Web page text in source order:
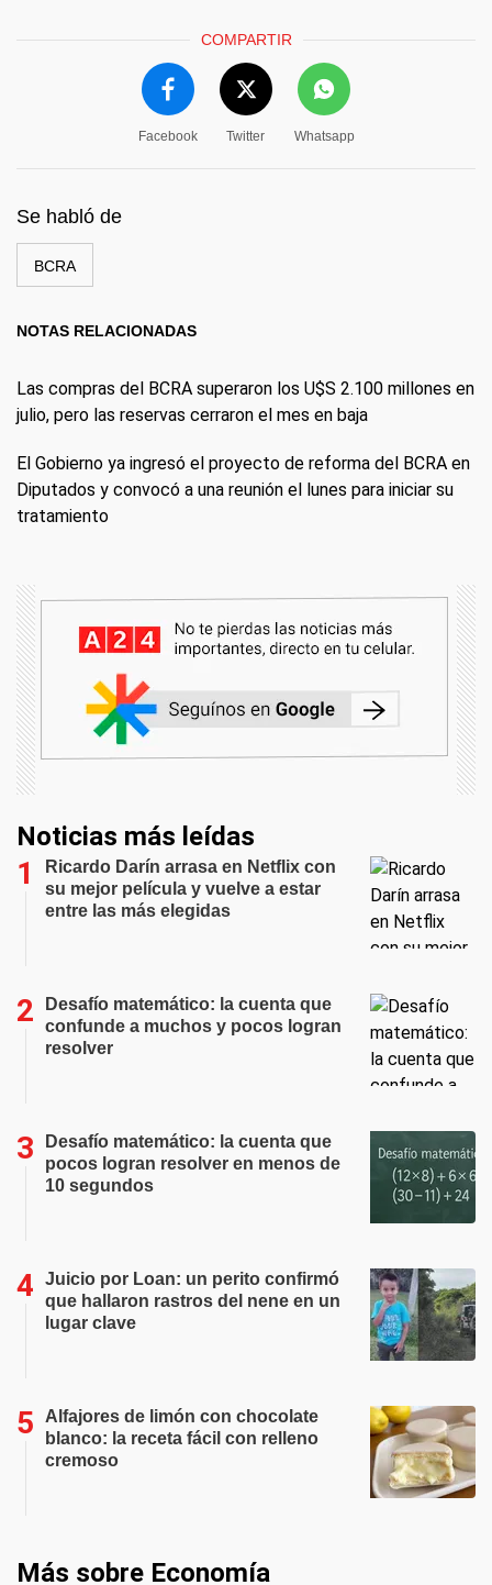
COMPARTIR
Facebook Twitter Whatsapp
Se habló de
BCRA
NOTAS RELACIONADAS
Las compras del BCRA superaron los U$S 2.100 millones en
julio, pero las reservas cerraron el mes en baja
El Gobierno ya ingresó el proyecto de reforma del BCRA en
Diputados y convocó a una reunión el lunes para iniciar su
tratamiento
Noticias más leídas
Ricardo Darín arrasa en Netflix con
su mejor película y vuelve a estar
entre las más elegidas
Desafío matemático: la cuenta que
confunde a muchos y pocos logran
resolver
Desafío matemático: la cuenta que
pocos logran resolver en menos de
10 segundos
Juicio por Loan: un perito confirmó
que hallaron rastros del nene en un
lugar clave
Alfajores de limón con chocolate
blanco: la receta fácil con relleno
cremoso
Más sobre Economía